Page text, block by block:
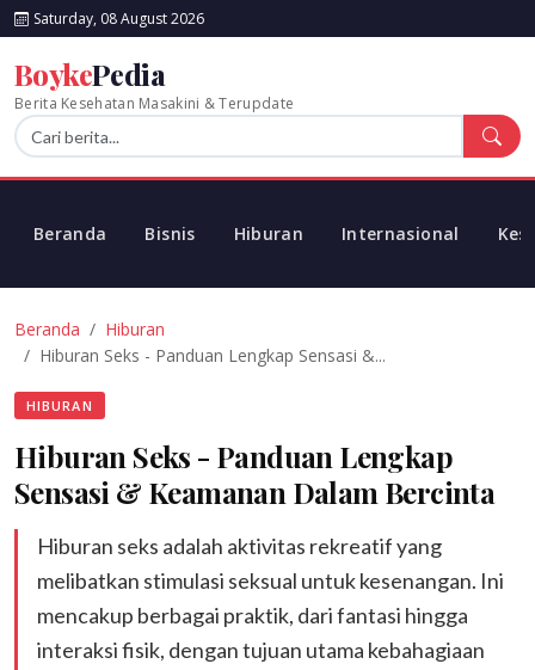
Saturday, 08 August 2026
BoykePedia
Berita Kesehatan Masakini & Terupdate
Beranda Bisnis Hiburan Internasional
Beranda
Hiburan
Hiburan Seks - Panduan Lengkap Sensasi &...
HIBURAN
Hiburan Seks - Panduan Lengkap
Sensasi & Keamanan Dalam Bercinta
Hiburan seks adalah aktivitas rekreatif yang
melibatkan stimulasi seksual untuk kesenangan. Ini
mencakup berbagai praktik, dari fantasi hingga
interaksi fisik, dengan tujuan utama kebahagiaan